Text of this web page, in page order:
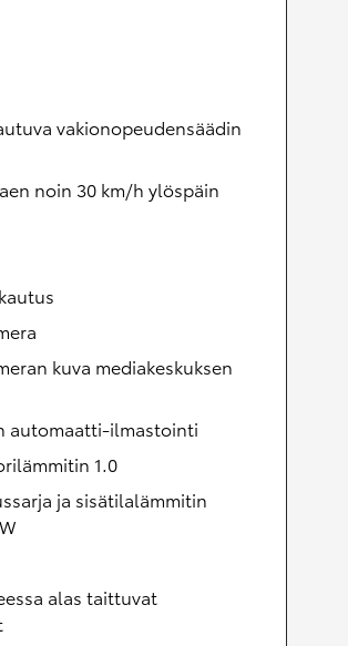
vakionopeudensäädin
noin 30 km/h ylöspäin
kuva mediakeskuksen
automaatti-ilmastointi
1.0
ja sisätilalämmitin
alas taittuvat